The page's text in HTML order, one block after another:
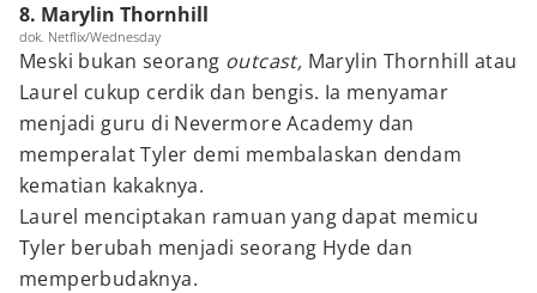
8. Marylin Thornhill
dok. Netflix/Wednesday
Meski bukan seorang outcast, Marylin Thornhill atau
Laurel cukup cerdik dan bengis. Ia menyamar
menjadi guru di Nevermore Academy dan
memperalat Tyler demi membalaskan dendam
kematian kakaknya.
Laurel menciptakan ramuan yang dapat memicu
Tyler berubah menjadi seorang Hyde dan
memperbudaknya.